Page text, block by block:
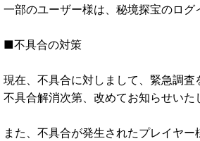
一部のユーザー様は、秘境探宝のログ
■不具合の対策
現在、不具合に対しまして、緊急調査
不具合解消次第、改めてお知らせいた
また、不具合が発生されたプレイヤー